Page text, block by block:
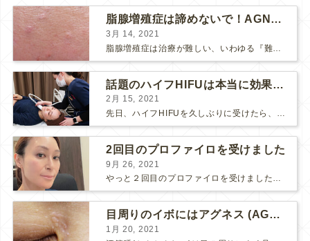
脂腺増殖症は諦めないで！AGNESアグネス治療でツルツル肌に！
3月 14, 2021
話題のハイフHIFUは本当に効果があるのか？
2月 15, 2021
先日、ハイフHIFUを久しぶりに受けたら、顔の調子がとても良い感じです♪ 私はハイフHIFU後はいつも３日位、人には気付かれない程度に軽く腫れて、その後、グングンと顔が引き締まります。 ...
2回目のプロファイロを受けました
9月 26, 2021
やっと２回目のプロファイロを受けました。 ↑ 写真はプロファイロ翌日です。 この距離の写真では凹凸は映らないですし、 実物も、首がよく見ると凹凸が残っている位で、 それも３日で...
目周りのイボにはアグネス (AGNES）が効く！（ほぼ）ノーダウンタイムのイボ治療
1月 20, 2021